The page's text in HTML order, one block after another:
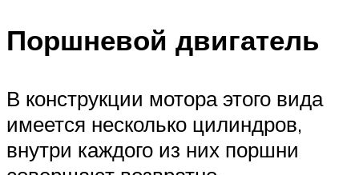
Поршневой двигатель
В конструкции мотора этого вида
имеется несколько цилиндров,
внутри каждого из них поршни